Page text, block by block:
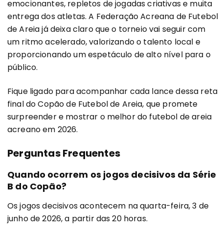
emocionantes, repletos de jogadas criativas e muita
entrega dos atletas. A Federação Acreana de Futebol
de Areia já deixa claro que o torneio vai seguir com
um ritmo acelerado, valorizando o talento local e
proporcionando um espetáculo de alto nível para o
público.
Fique ligado para acompanhar cada lance dessa reta
final do Copão de Futebol de Areia, que promete
surpreender e mostrar o melhor do futebol de areia
acreano em 2026.
Perguntas Frequentes
Quando ocorrem os jogos decisivos da Série
B do Copão?
Os jogos decisivos acontecem na quarta-feira, 3 de
junho de 2026, a partir das 20 horas.